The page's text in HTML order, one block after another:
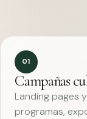
01
Campañas
Landing pages
programas,